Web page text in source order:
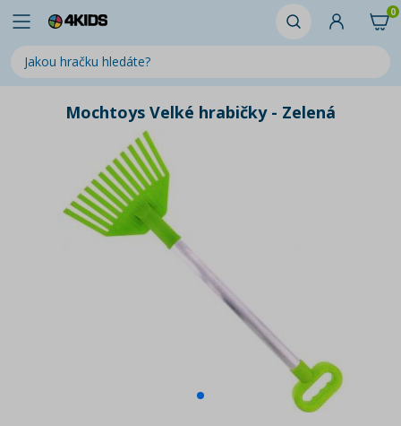
0
Mochtoys Velké hrabičky - Zelená